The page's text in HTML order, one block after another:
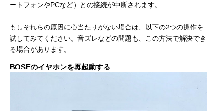
ートフォンやPCなど）との接続が中断されます。
もしそれらの原因に心当たりがない場合は、以下の2つの操作を
試してみてください。音ズレなどの問題も、この方法で解決でき
る場合があります。
BOSEのイヤホンを再起動する